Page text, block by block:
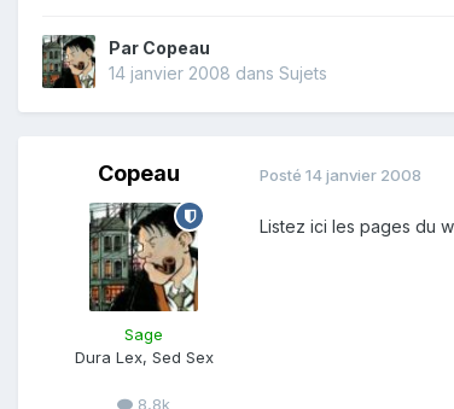
Par Copeau
14 janvier 2008 dans Sujets
Copeau
Sage
Dura Lex, Sed Sex
8,8k
Posté 14 janvier 2008
Listez ici les pages du